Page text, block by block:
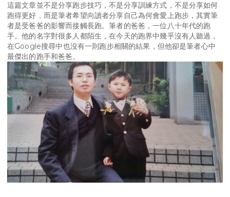
這篇文章並不是分享跑步技巧，不是分享訓練方式，不是分享如何
跑得更好，而是筆者希望向讀者分享自己為何會愛上跑步，其實筆
者是受爸爸的影響而接觸長跑。筆者的爸爸，一位八十年代的跑
手。他的名字對很多人都陌生，在今天的跑界中幾乎沒有人聽過，
在Google搜尋中也沒有一則跑步相關的結果，但他卻是筆者心中
最傑出的跑手和爸爸。